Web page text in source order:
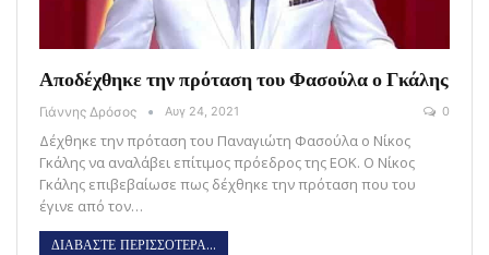
Αποδέχθηκε την πρόταση του Φασούλα ο Γκάλης
Γιάννης Δρόσος Αυγ 24, 2021 0
Δέχθηκε την πρόταση του Παναγιώτη Φασούλα ο Νίκος
Γκάλης να αναλάβει επίτιμος πρόεδρος της ΕΟΚ. Ο Νίκος
Γκάλης επιβεβαίωσε πως δέχθηκε την πρόταση που του
έγινε από τον…
ΔΙΑΒΑΣΤΕ ΠΕΡΙΣΣΟΤΕΡΑ...